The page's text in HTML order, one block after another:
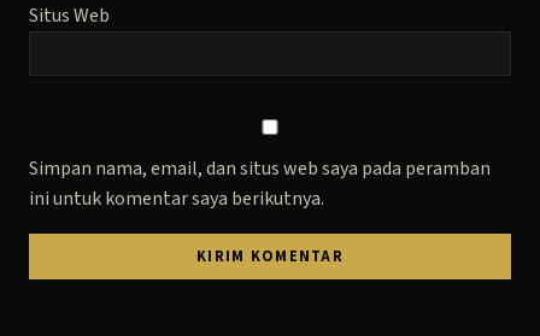
Situs Web
Simpan nama, email, dan situs web saya pada peramban
ini untuk komentar saya berikutnya.